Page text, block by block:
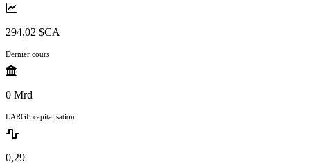
294,02 $CA
Dernier cours
0 Mrd
LARGE capitalisation
0,29